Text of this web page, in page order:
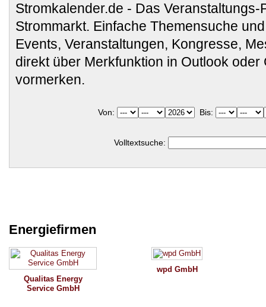
Stromkalender.de - Das Veranstaltungs-
Strommarkt. Einfache Themensuche
Events, Veranstaltungen, Kongresse,
direkt über Merkfunktion in Outlook oder
vormerken.
Von: Bis:
Volltextsuche:
Energiefirmen
Qualitas Energy
Service GmbH
wpd GmbH